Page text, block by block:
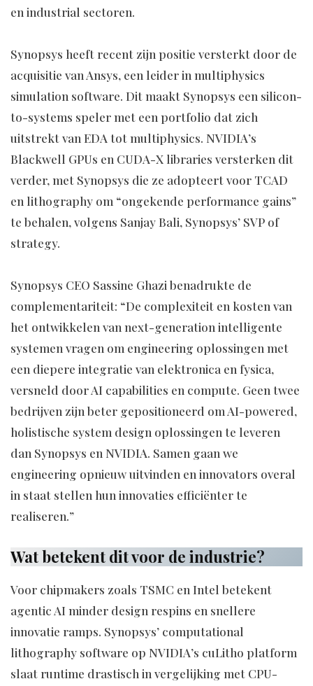
en industrial sectoren.
Synopsys heeft recent zijn positie versterkt door de
acquisitie van Ansys, een leider in multiphysics
simulation software. Dit maakt Synopsys een silicon-
to-systems speler met een portfolio dat zich
uitstrekt van EDA tot multiphysics. NVIDIA’s
Blackwell GPUs en CUDA-X libraries versterken dit
verder, met Synopsys die ze adopteert voor TCAD
en lithography om “ongekende performance gains”
te behalen, volgens Sanjay Bali, Synopsys’ SVP of
strategy.
Synopsys CEO Sassine Ghazi benadrukte de
complementariteit: “De complexiteit en kosten van
het ontwikkelen van next-generation intelligente
systemen vragen om engineering oplossingen met
een diepere integratie van elektronica en fysica,
versneld door AI capabilities en compute. Geen twee
bedrijven zijn beter gepositioneerd om AI-powered,
holistische system design oplossingen te leveren
dan Synopsys en NVIDIA. Samen gaan we
engineering opnieuw uitvinden en innovators overal
in staat stellen hun innovaties efficiënter te
realiseren.”
Wat betekent dit voor de industrie?
Voor chipmakers zoals TSMC en Intel betekent
agentic AI minder design respins en snellere
innovatie ramps. Synopsys’ computational
lithography software op NVIDIA’s cuLitho platform
slaat runtime drastisch in vergelijking met CPU-